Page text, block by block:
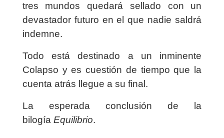
tres mundos quedará sellado con un
devastador futuro en el que nadie saldrá
indemne.
Todo está destinado a un inminente
Colapso y es cuestión de tiempo que la
cuenta atrás llegue a su final.
La esperada conclusión de la
bilogía Equilibrio.